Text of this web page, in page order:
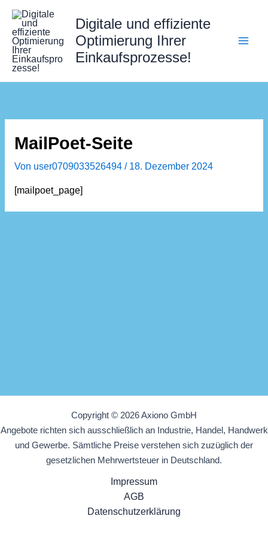
Inhalt
springen
Digitale und effiziente
Optimierung Ihrer
Einkaufsprozesse!
MailPoet-Seite
Von user0709033526494 / 18. Dezember 2024
[mailpoet_page]
Copyright © 2026 Axiono GmbH
Angebote richten sich ausschließlich an Industrie, Handel, Handwerk
und Gewerbe. Sämtliche Preise verstehen sich zuzüglich der
gesetzlichen Mehrwertsteuer in Deutschland.
Impressum
AGB
Datenschutzerklärung